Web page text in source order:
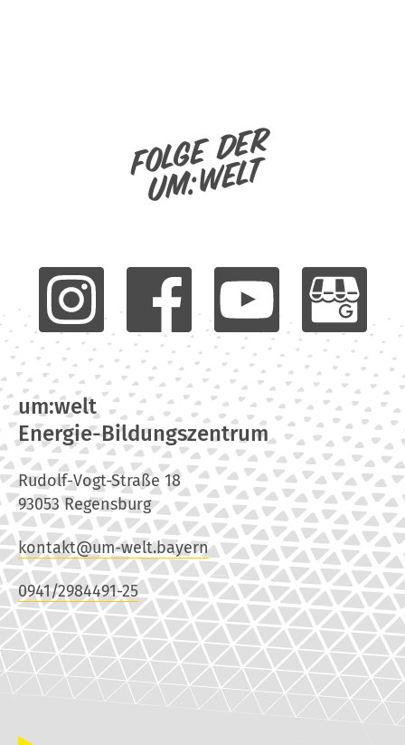
Folge der
um:welt
um:welt
Energie-Bildungszentrum
Rudolf-Vogt-Straße 18
93053 Regensburg
kontakt@um-welt.bayern
0941/2984491-25